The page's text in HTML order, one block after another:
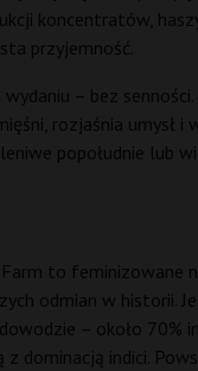
koncentratów,
przyjemność.
– bez
rozjaśnia umysł i
popołudnie lub
Farm to feminizowane
odmian w historii.
– około 70%
z dominacją indici.